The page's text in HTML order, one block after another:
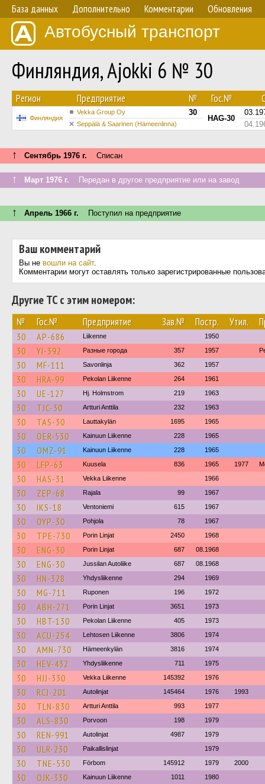
База данных Дополнительно Комментарии Обновления
Автобусный транспорт
Финляндия, Ajokki 6 № 30
Регион Предприятие № Гос.№
Финляндия
Vekka Group Oy 30
HAG-30
Seppälä & Saarinen (Hämeenlinna)
↑ Сентябрь 1976 г. Списан
↑ Март 1976 г. Передан в другое предприятие или на завод
↑ Апрель 1966 г. Поступил на предприятие
Ваш комментарий
Вы не вошли на сайт.
Комментарии могут оставлять только зарегистрированные
Другие ТС с этим номером:
№ Гос.№ Предприятие Зав.№ Постр. Утил.
30 AP-686 Liikenne 1950
30 YI-392 Разные города 357 1957
30 MF-111 Savonlinja 362 1957
30 HRA-99 Pekolan Liikenne 264 1961
30 UE-127 Hj. Holmstrom 219 1963
30 TJC-30 Artturi Anttila 232 1963
30 TAS-30 Lauttakylän 1695 1965
30 OER-530 Kainuun Liikenne 228 1965
30 OMZ-91 Kainuun Liikenne 228 1965
30 LFP-63 Kuusela 836 1965 1977
30 HAS-31 Vekka Liikenne 1966
30 ZEP-68 Rajala 99 1967
30 IKS-18 Ventoniemi 615 1967
30 OYP-30 Pohjola 78 1967
30 TPE-730 Porin Linjat 2450 1968
30 ENG-30 Porin Linjat 687 08.1968
30 ENG-30 Jussilan Autoliike 687 08.1968
30 HN-328 Yhdysliikenne 294 1969
30 MG-711 Ruponen 196 1972
30 ABH-271 Porin Linjat 3651 1973
30 HBT-130 Pekolan Liikenne 405 1973
30 ACU-254 Lehtosen Liikenne 3806 1974
30 AMN-730 Hämeenkylän 3816 1974
30 HEV-432 Yhdysliikenne 711 1975
30 HJJ-330 Vekka Liikenne 145392 1976
30 RCJ-201 Autolinjat 145464 1976 1993
30 TLN-830 Artturi Anttila 993 1977
30 ALS-830 Porvoon 198 1979
30 REN-991 Autolinjat 4987 1979
30 ULR-230 Paikallislinjat 1979
30 TNE-530 Förbom 145912 1979 2000
30 OJK-330 Kainuun Liikenne 1011 1980